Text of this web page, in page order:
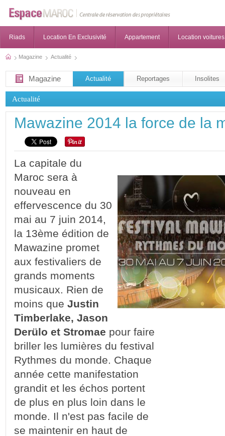
Riads Location En Exclusivité Appartement Location voitures
Magazine Actualité
Magazine Actualité Reportages Insolites
Actualité
Mawazine 2014 la force de la
La capitale du
Maroc sera à
nouveau en
effervescence du 30
mai au 7 juin 2014,
la 13ème édition de
Mawazine promet
aux festivaliers de
grands moments
musicaux. Rien de
moins que Justin
Timberlake, Jason
Derülo et Stromae pour faire
briller les lumières du festival
Rythmes du monde. Chaque
année cette manifestation
grandit et les échos portent
de plus en plus loin dans le
monde. Il n'est pas facile de
se maintenir en haut de